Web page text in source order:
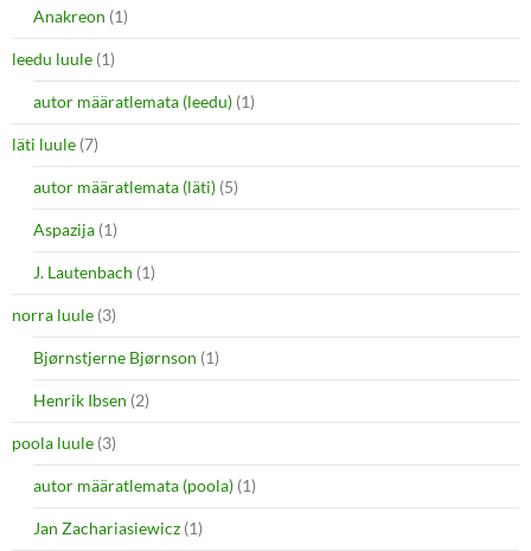
Anakreon (1)
leedu luule (1)
autor määratlemata (leedu) (1)
läti luule (7)
autor määratlemata (läti) (5)
Aspazija (1)
J. Lautenbach (1)
norra luule (3)
Bjørnstjerne Bjørnson (1)
Henrik Ibsen (2)
poola luule (3)
autor määratlemata (poola) (1)
Jan Zachariasiewicz (1)